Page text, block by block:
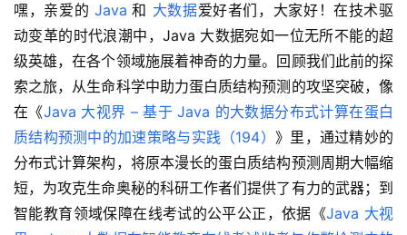
嘿，亲爱的 Java 和 大数据爱好者们，大家好！在技术驱
动变革的时代浪潮中，Java 大数据宛如一位无所不能的超
级英雄，在各个领域施展着神奇的力量。回顾我们此前的探
索之旅，从生命科学中助力蛋白质结构预测的攻坚突破，像
在《Java 大视界 – 基于 Java 的大数据分布式计算在蛋白
质结构预测中的加速策略与实践（194） 》里，通过精妙的
分布式计算架构，将原本漫长的蛋白质结构预测周期大幅缩
短，为攻克生命奥秘的科研工作者们提供了有力的武器；到
智能教育领域保障在线考试的公平公正，依据《Java 大视